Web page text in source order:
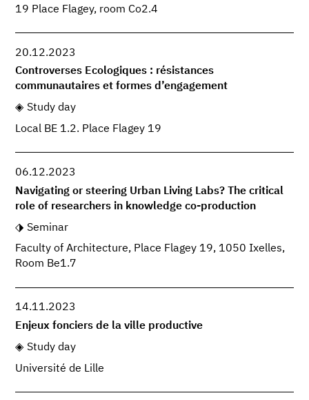
19 Place Flagey, room Co2.4
20.12.2023
Controverses Ecologiques : résistances
communautaires et formes d’engagement
Study day
Local BE 1.2. Place Flagey 19
06.12.2023
Navigating or steering Urban Living Labs? The critical
role of researchers in knowledge co-production
Seminar
Faculty of Architecture, Place Flagey 19, 1050 Ixelles,
Room Be1.7
14.11.2023
Enjeux fonciers de la ville productive
Study day
Université de Lille